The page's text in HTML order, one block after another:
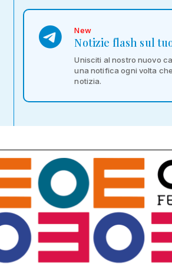
New
Notizie flash sul
Unisciti al nostro nuovo
una notifica ogni volta
notizia.